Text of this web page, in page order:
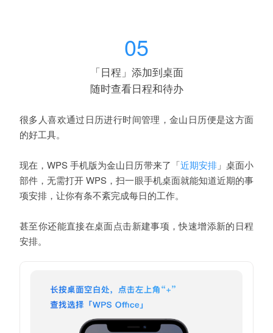
05
「日程」添加到桌面
随时查看日程和待办
很多人喜欢通过日历进行时间管理，金山日历便是这方面
的好工具。
现在，WPS 手机版为金山日历带来了「近期安排」桌面小
部件，无需打开 WPS，扫一眼手机桌面就能知道近期的事
项安排，让你有条不紊完成每日的工作。
甚至你还能直接在桌面点击新建事项，快速增添新的日程
安排。